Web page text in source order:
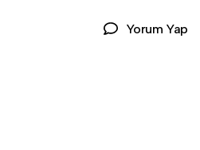
Yorum Yap